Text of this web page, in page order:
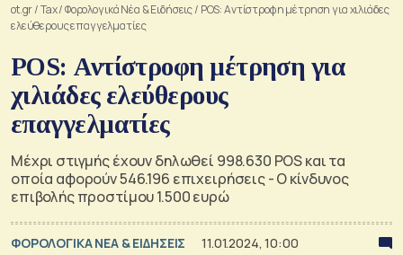
ot.gr/Tax/Φορολογικά Νέα & Eιδήσεις/ POS: Αντίστροφη μέτρηση για χιλιάδες
ελεύθερους επαγγελματίες
POS: Αντίστροφη μέτρηση για
χιλιάδες ελεύθερους
επαγγελματίες
Μέχρι στιγμής έχουν δηλωθεί 998.630 POS και τα
οποία αφορούν 546.196 επιχειρήσεις - Ο κίνδυνος
επιβολής προστίμου 1.500 ευρώ
ΦΟΡΟΛΟΓΙΚΑ ΝΕΑ & EΙΔΗΣΕΙΣ 11.01.2024, 10:00